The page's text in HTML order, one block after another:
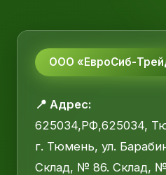
ООО «ЕвроСиб-
📍 Адрес:
625034,РФ,625034,
г. Тюмень, ул.
Склад, № 86. Склад,